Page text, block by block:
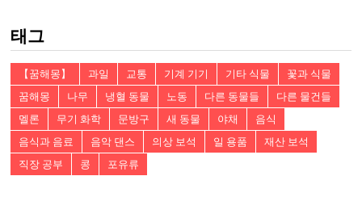
태그
【꿈해몽】 과일 교통 기계 기기 기타 식물
꽃과 식물
꿈해몽
나무 냉혈 동물 노동 다른 동물들
다른 물건들
멜론
무기 화학 문방구 새 동물 야채
음식
음식과 음료
음악 댄스 의상 보석 일 용품
재산 보석
직장 공부
콩 포유류